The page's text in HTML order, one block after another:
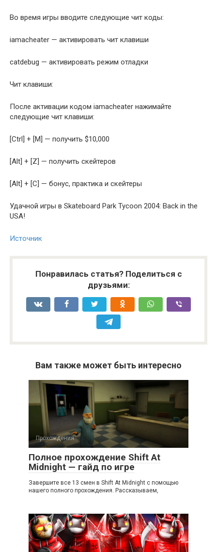
Во время игры вводите следующие чит коды:
iamacheater — активировать чит клавиши
catdebug — активировать режим отладки
Чит клавиши:
После активации кодом iamacheater нажимайте
следующие чит клавиши:
[Ctrl] + [M] — получить $10,000
[Alt] + [Z] — получить скейтеров
[Alt] + [C] — бонус, практика и скейтеры
Удачной игры в Skateboard Park Tycoon 2004: Back in the
USA!
Источник
Понравилась статья? Поделиться с
друзьями:
Вам также может быть интересно
Прохождения
Полное прохождение Shift At
Midnight — гайд по игре
Завершите все 13 смен в Shift At Midnight с помощью
нашего полного прохождения. Рассказываем,